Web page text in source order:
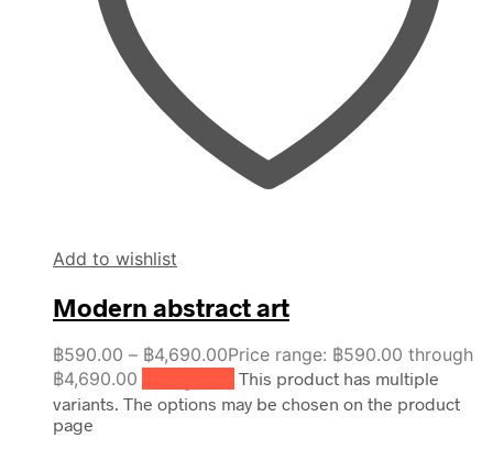
Add to wishlist
Modern abstract art
฿590.00 – ฿4,690.00Price range: ฿590.00 through
฿4,690.00
This product has multiple
variants. The options may be chosen on the product
page